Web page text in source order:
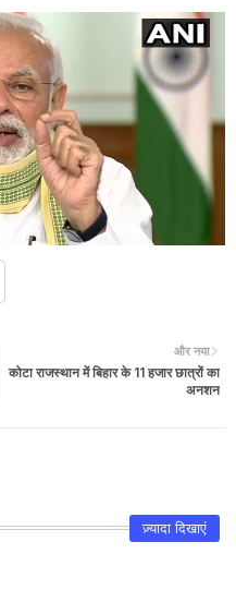
और नया
कोटा राजस्थान में बिहार के 11 हजार छात्रों का
अनशन
ज़्यादा दिखाएं